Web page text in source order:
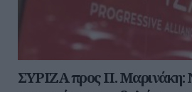
ΣΥΡΙΖΑ προς Π. Μαρινάκη: